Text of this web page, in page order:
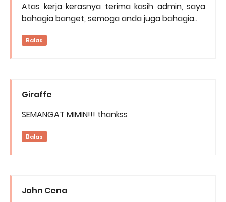
Atas kerja kerasnya terima kasih admin, saya
bahagia banget, semoga anda juga bahagia..
Balas
Giraffe
SEMANGAT MIMIN!!! thankss
Balas
John Cena